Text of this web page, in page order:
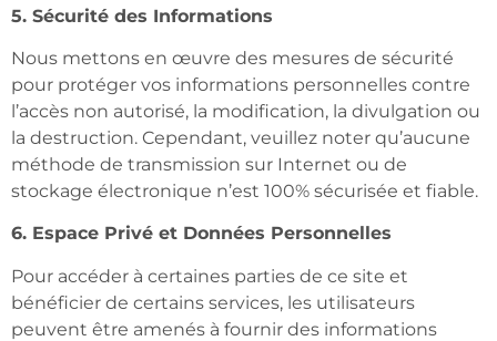
5. Sécurité des Informations
Nous mettons en œuvre des mesures de sécurité
pour protéger vos informations personnelles contre
l’accès non autorisé, la modification, la divulgation ou
la destruction. Cependant, veuillez noter qu’aucune
méthode de transmission sur Internet ou de
stockage électronique n’est 100% sécurisée et fiable.
6. Espace Privé et Données Personnelles
Pour accéder à certaines parties de ce site et
bénéficier de certains services, les utilisateurs
peuvent être amenés à fournir des informations